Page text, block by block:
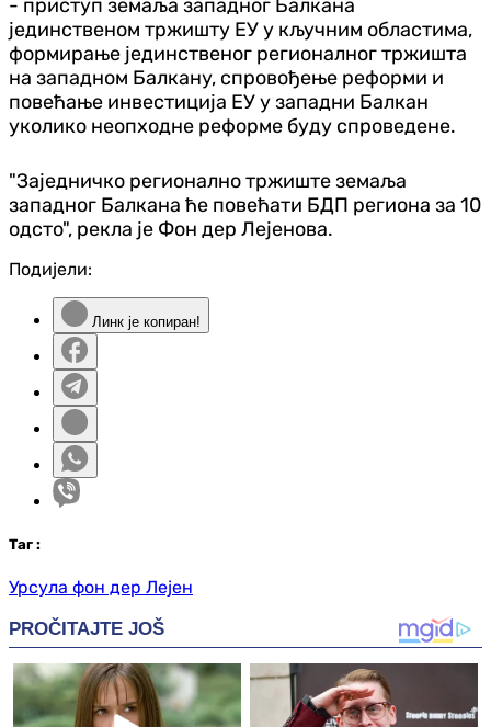
- приступ земаља западног Балкана
јединственом тржишту ЕУ у кључним областима,
формирање јединственог регионалног тржишта
на западном Балкану, спровођење реформи и
повећање инвестиција ЕУ у западни Балкан
уколико неопходне реформе буду спроведене.
"Заједничко регионално тржиште земаља
западног Балкана ће повећати БДП региона за 10
одсто", рекла је Фон дер Лејенова.
Подијели:
Линк је копиран!
Таг :
Урсула фон дер Лејен